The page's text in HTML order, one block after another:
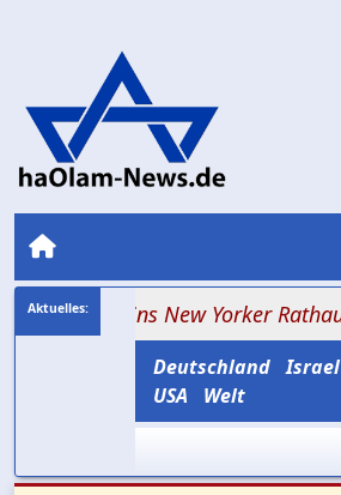
ins New Yorker Rathaus führen
Deutschland Israel
USA
Welt